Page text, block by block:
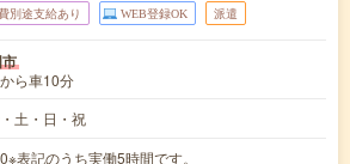
別途支給あり WEB登録OK 派遣
ら車10分
土・日・祝
表記のうち実働5時間です。